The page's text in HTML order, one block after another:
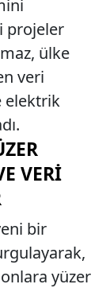
projeler
ülke
veri
elektrik
VERI
bir
yüzer